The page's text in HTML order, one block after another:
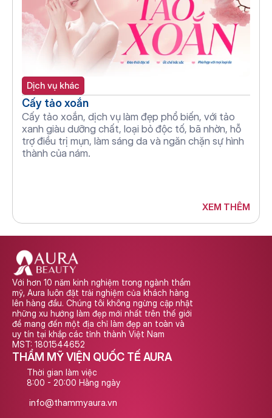
Dịch vụ khác
Cấy tảo xoắn
Cấy tảo xoắn, dịch vụ làm đẹp phổ biến, với tảo
xanh giàu dưỡng chất, loại bỏ độc tố, bã nhờn, hỗ
trợ điều trị mụn, làm sáng da và ngăn chặn sự hình
thành của nám.
XEM THÊM
Với hơn 10 năm kinh nghiệm trong ngành thẩm
mỹ, Aura luôn đặt trải nghiệm của khách hàng
lên hàng đầu. Chúng tôi không ngừng cập nhật
những xu hướng làm đẹp mới nhất trên thế giới
để mang đến một địa chỉ làm đẹp an toàn và
uy tín tại khắp các tỉnh thành Việt Nam
MST: 1801544652
THẨM MỸ VIỆN QUỐC TẾ AURA
Thời gian làm việc
8:00 - 20:00 Hằng ngày
info@thammyaura.vn